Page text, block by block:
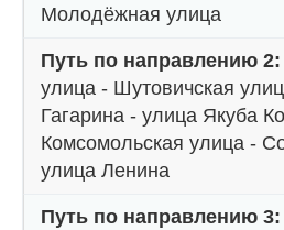
Молодёжная улица
Путь по направлению 2:
улица - Шутовичская
Гагарина - улица Якуба
Комсомольская улица -
улица Ленина
Путь по направлению 3: